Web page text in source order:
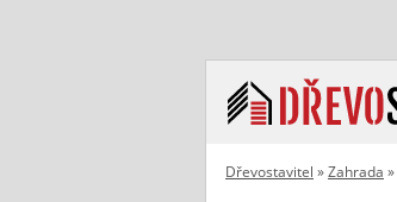
Dřevostavitel »Zahrada »